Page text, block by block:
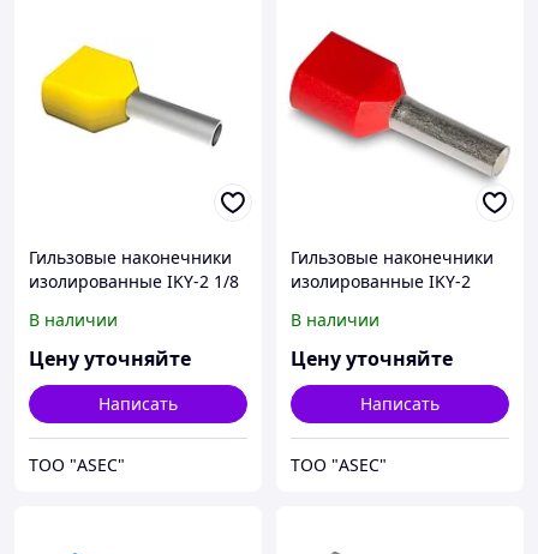
Гильзовые наконечники
изолированные IKY-2 1/8
В наличии
Цену уточняйте
Написать
ТОО "ASEC"
Гильзовые наконечники
изолированные IKY-2
В наличии
Цену уточняйте
Написать
ТОО "ASEC"